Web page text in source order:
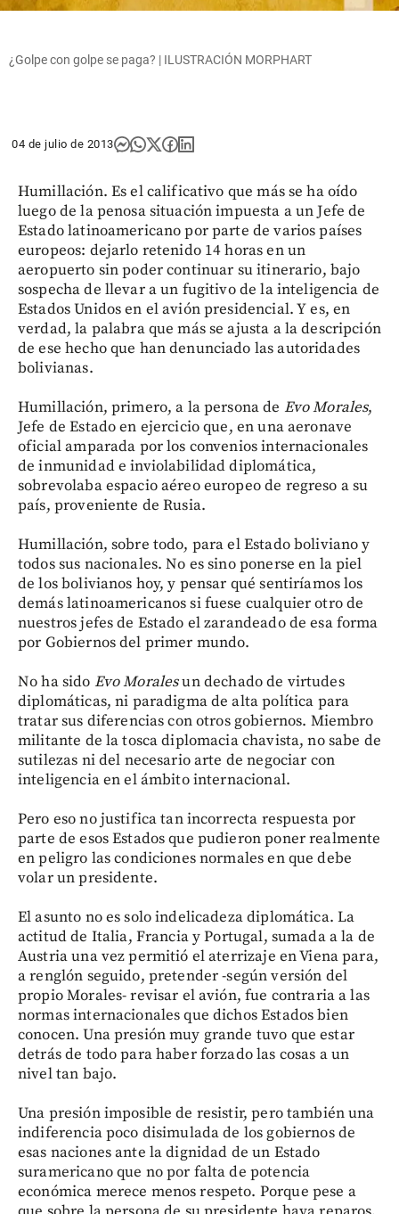
¿Golpe con golpe se paga? | ILUSTRACIÓN MORPHART
04 de julio de 2013
Humillación. Es el calificativo que más se ha oído
luego de la penosa situación impuesta a un Jefe de
Estado latinoamericano por parte de varios países
europeos: dejarlo retenido 14 horas en un
aeropuerto sin poder continuar su itinerario, bajo
sospecha de llevar a un fugitivo de la inteligencia de
Estados Unidos en el avión presidencial. Y es, en
verdad, la palabra que más se ajusta a la descripción
de ese hecho que han denunciado las autoridades
bolivianas.
Humillación, primero, a la persona de Evo Morales,
Jefe de Estado en ejercicio que, en una aeronave
oficial amparada por los convenios internacionales
de inmunidad e inviolabilidad diplomática,
sobrevolaba espacio aéreo europeo de regreso a su
país, proveniente de Rusia.
Humillación, sobre todo, para el Estado boliviano y
todos sus nacionales. No es sino ponerse en la piel
de los bolivianos hoy, y pensar qué sentiríamos los
demás latinoamericanos si fuese cualquier otro de
nuestros jefes de Estado el zarandeado de esa forma
por Gobiernos del primer mundo.
No ha sido Evo Moralesun dechado de virtudes
diplomáticas, ni paradigma de alta política para
tratar sus diferencias con otros gobiernos. Miembro
militante de la tosca diplomacia chavista, no sabe de
sutilezas ni del necesario arte de negociar con
inteligencia en el ámbito internacional.
Pero eso no justifica tan incorrecta respuesta por
parte de esos Estados que pudieron poner realmente
en peligro las condiciones normales en que debe
volar un presidente.
El asunto no es solo indelicadeza diplomática. La
actitud de Italia, Francia y Portugal, sumada a la de
Austria una vez permitió el aterrizaje en Viena para,
a renglón seguido, pretender -según versión del
propio Morales- revisar el avión, fue contraria a las
normas internacionales que dichos Estados bien
conocen. Una presión muy grande tuvo que estar
detrás de todo para haber forzado las cosas a un
nivel tan bajo.
Una presión imposible de resistir, pero también una
indiferencia poco disimulada de los gobiernos de
esas naciones ante la dignidad de un Estado
suramericano que no por falta de potencia
económica merece menos respeto. Porque pese a